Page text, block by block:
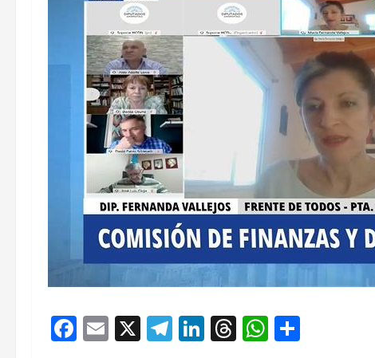
Facebook
Email
X Telegram
LinkedIn
Threads
WhatsApp